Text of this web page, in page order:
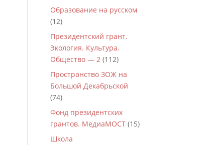
Образование на русском
(12)
Президентский грант.
Экология. Культура.
Общество — 2 (112)
Пространство ЗОЖ на
Большой Декабрьской
(74)
Фонд президентских
грантов. МедиаМОСТ (15)
Школа